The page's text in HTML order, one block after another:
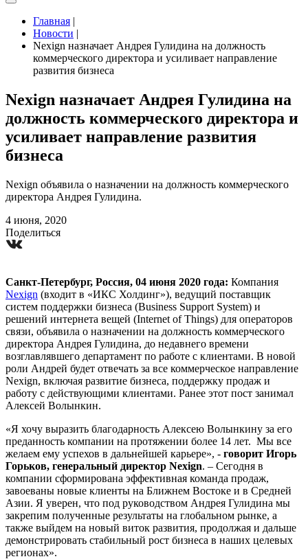
Главная |
Новости |
Nexign назначает Андрея Гулидина на должность
коммерческого директора и усиливает направление
развития бизнеса
Nexign назначает Андрея Гулидина на
должность коммерческого директора и
усиливает направление развития
бизнеса
Nexign объявила о назначении на должность коммерческого
директора Андрея Гулидина.
4 июня, 2020
Поделиться
Санкт-Петербург, Россия, 04 июня 2020 года: Компания
Nexign (входит в «ИКС Холдинг»), ведущий поставщик
систем поддержки бизнеса (Business Support System) и
решений интернета вещей (Internet of Things) для операторов
связи, объявила о назначении на должность коммерческого
директора Андрея Гулидина, до недавнего времени
возглавлявшего департамент по работе с клиентами. В новой
роли Андрей будет отвечать за все коммерческое направление
Nexign, включая развитие бизнеса, поддержку продаж и
работу с действующими клиентами. Ранее этот пост занимал
Алексей Волынкин.
«Я хочу выразить благодарность Алексею Волынкину за его
преданность компании на протяжении более 14 лет. Мы все
желаем ему успехов в дальнейшей карьере», - говорит Игорь
Горьков, генеральный директор Nexign. – Сегодня в
компании сформирована эффективная команда продаж,
завоеваны новые клиенты на Ближнем Востоке и в Средней
Азии. Я уверен, что под руководством Андрея Гулидина мы
закрепим полученные результаты на глобальном рынке, а
также выйдем на новый виток развития, продолжая и дальше
демонстрировать стабильный рост бизнеса в наших целевых
регионах».